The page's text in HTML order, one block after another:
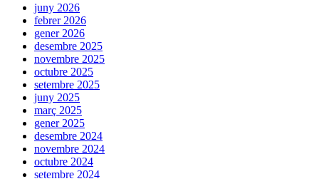
juny 2026
febrer 2026
gener 2026
desembre 2025
novembre 2025
octubre 2025
setembre 2025
juny 2025
març 2025
gener 2025
desembre 2024
novembre 2024
octubre 2024
setembre 2024